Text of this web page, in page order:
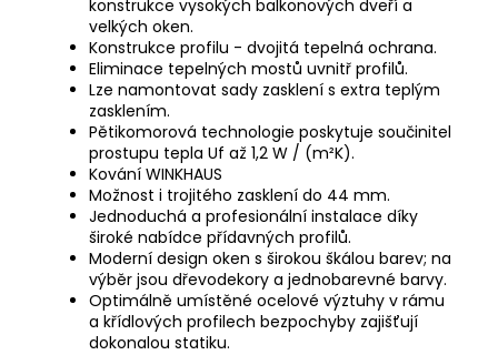
konstrukce vysokých balkonových dveří a
velkých oken.
Konstrukce profilu - dvojitá tepelná ochrana.
Eliminace tepelných mostů uvnitř profilů.
Lze namontovat sady zasklení s extra teplým
zasklením.
Pětikomorová technologie poskytuje součinitel
prostupu tepla Uf až 1,2 W / (m²K).
Kování WINKHAUS
Možnost i trojitého zasklení do 44 mm.
Jednoduchá a profesionální instalace díky
široké nabídce přídavných profilů.
Moderní design oken s širokou škálou barev; na
výběr jsou dřevodekory a jednobarevné barvy.
Optimálně umístěné ocelové výztuhy v rámu
a křídlových profilech bezpochyby zajišťují
dokonalou statiku.